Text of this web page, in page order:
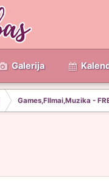
Galerija
Games,FIlmai,Muzika -